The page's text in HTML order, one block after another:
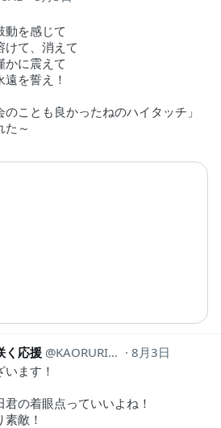
動を感じて
けて、消えて
かに震えて
を誓え！
のことも良かったねのハイタッチ」
た～
く応援 KAORURIN1020
8月3日
ます！
の着眼点っていいよね！
敵！